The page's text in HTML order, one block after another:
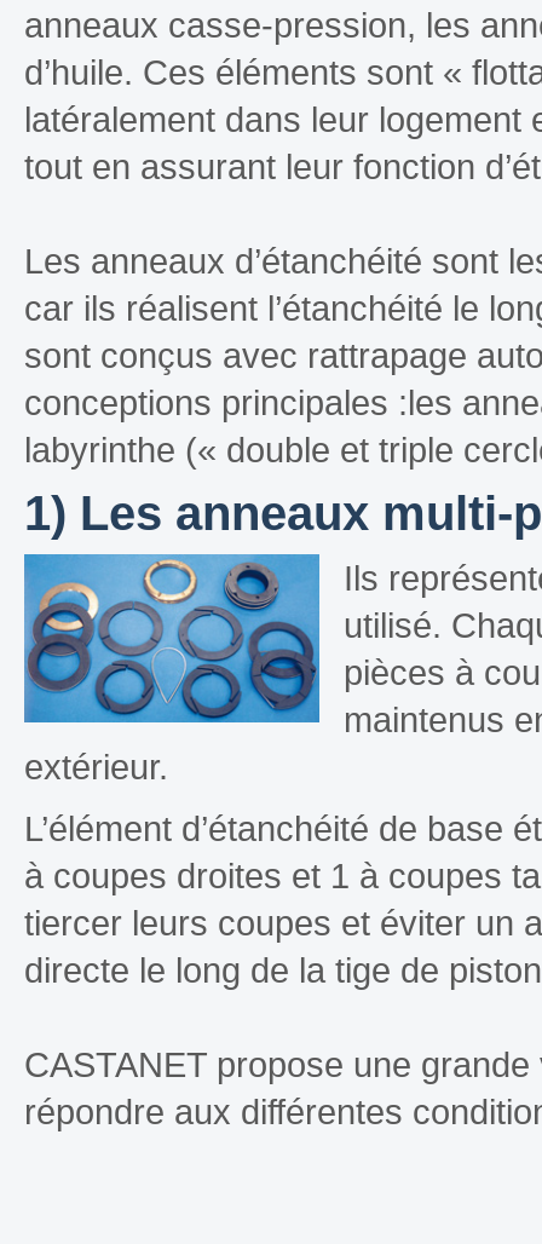
anneaux casse-pression, les
d’huile. Ces éléments sont «
latéralement dans leur
tout en assurant leur fonction
Les anneaux d’étanchéité sont
car ils réalisent l’étanchéité le
sont conçus avec rattrapage
conceptions principales :les
labyrinthe (« double et triple
1) Les anneaux multi-
Ils
utilisé.
pièces à
maintenus
extérieur.
L’élément d’étanchéité de base
à coupes droites et 1 à coupes
tiercer leurs coupes et éviter un
directe le long de la tige de
CASTANET propose une
répondre aux différentes